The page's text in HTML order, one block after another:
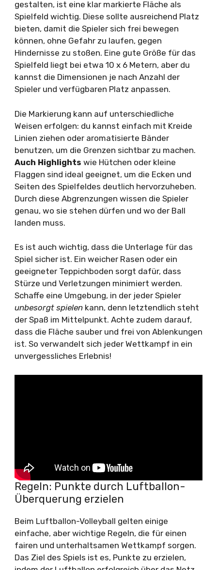
gestalten, ist eine klar markierte Fläche als
Spielfeld wichtig. Diese sollte ausreichend Platz
bieten, damit die Spieler sich frei bewegen
können, ohne Gefahr zu laufen, gegen
Hindernisse zu stoßen. Eine gute Größe für das
Spielfeld liegt bei etwa 10 x 6 Metern, aber du
kannst die Dimensionen je nach Anzahl der
Spieler und verfügbaren Platz anpassen.
Die Markierung kann auf unterschiedliche
Weisen erfolgen: du kannst einfach mit Kreide
Linien ziehen oder aromatisierte Bänder
benutzen, um die Grenzen sichtbar zu machen.
Auch Highlights wie Hütchen oder kleine
Flaggen sind ideal geeignet, um die Ecken und
Seiten des Spielfeldes deutlich hervorzuheben.
Durch diese Abgrenzungen wissen die Spieler
genau, wo sie stehen dürfen und wo der Ball
landen muss.
Es ist auch wichtig, dass die Unterlage für das
Spiel sicher ist. Ein weicher Rasen oder ein
geeigneter Teppichboden sorgt dafür, dass
Stürze und Verletzungen minimiert werden.
Schaffe eine Umgebung, in der jeder Spieler
unbesorgt spielen kann, denn letztendlich steht
der Spaß im Mittelpunkt. Achte zudem darauf,
dass die Fläche sauber und frei von Ablenkungen
ist. So verwandelt sich jeder Wettkampf in ein
unvergessliches Erlebnis!
Regeln: Punkte durch Luftballon-
Überquerung erzielen
Beim Luftballon-Volleyball gelten einige
einfache, aber wichtige Regeln, die für einen
fairen und unterhaltsamen Wettkampf sorgen.
Das Ziel des Spiels ist es, Punkte zu erzielen,